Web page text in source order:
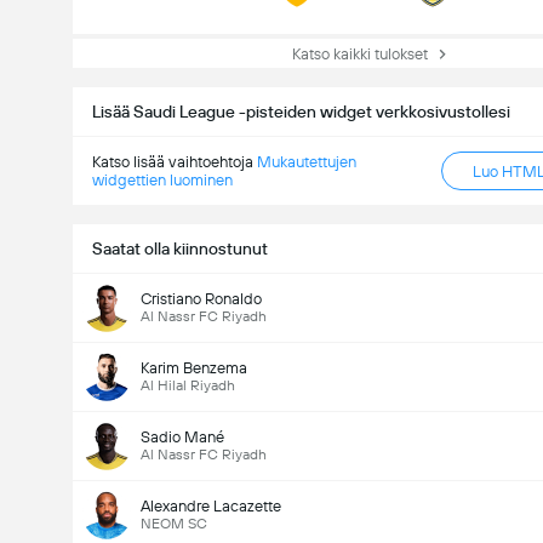
Katso kaikki tulokset
Lisää Saudi League -pisteiden widget verkkosivustollesi
Katso lisää vaihtoehtoja Mukautettujen
widgettien luominen
Luo
Saatat olla kiinnostunut
Cristiano Ronaldo
Al Nassr FC Riyadh
Karim Benzema
Al Hilal Riyadh
Sadio Mané
Al Nassr FC Riyadh
Alexandre Lacazette
NEOM SC